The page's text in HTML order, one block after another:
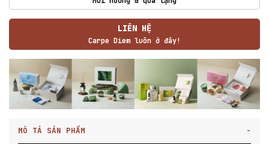
LIÊN HỆ
Carpe Diem luôn ở đây!
MÔ TẢ SẢN PHẨM